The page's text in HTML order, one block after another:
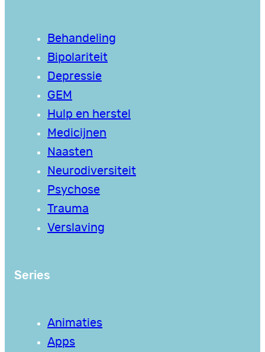
Behandeling
Bipolariteit
Depressie
GEM
Hulp en herstel
Medicijnen
Naasten
Neurodiversiteit
Psychose
Trauma
Verslaving
Series
Animaties
Apps